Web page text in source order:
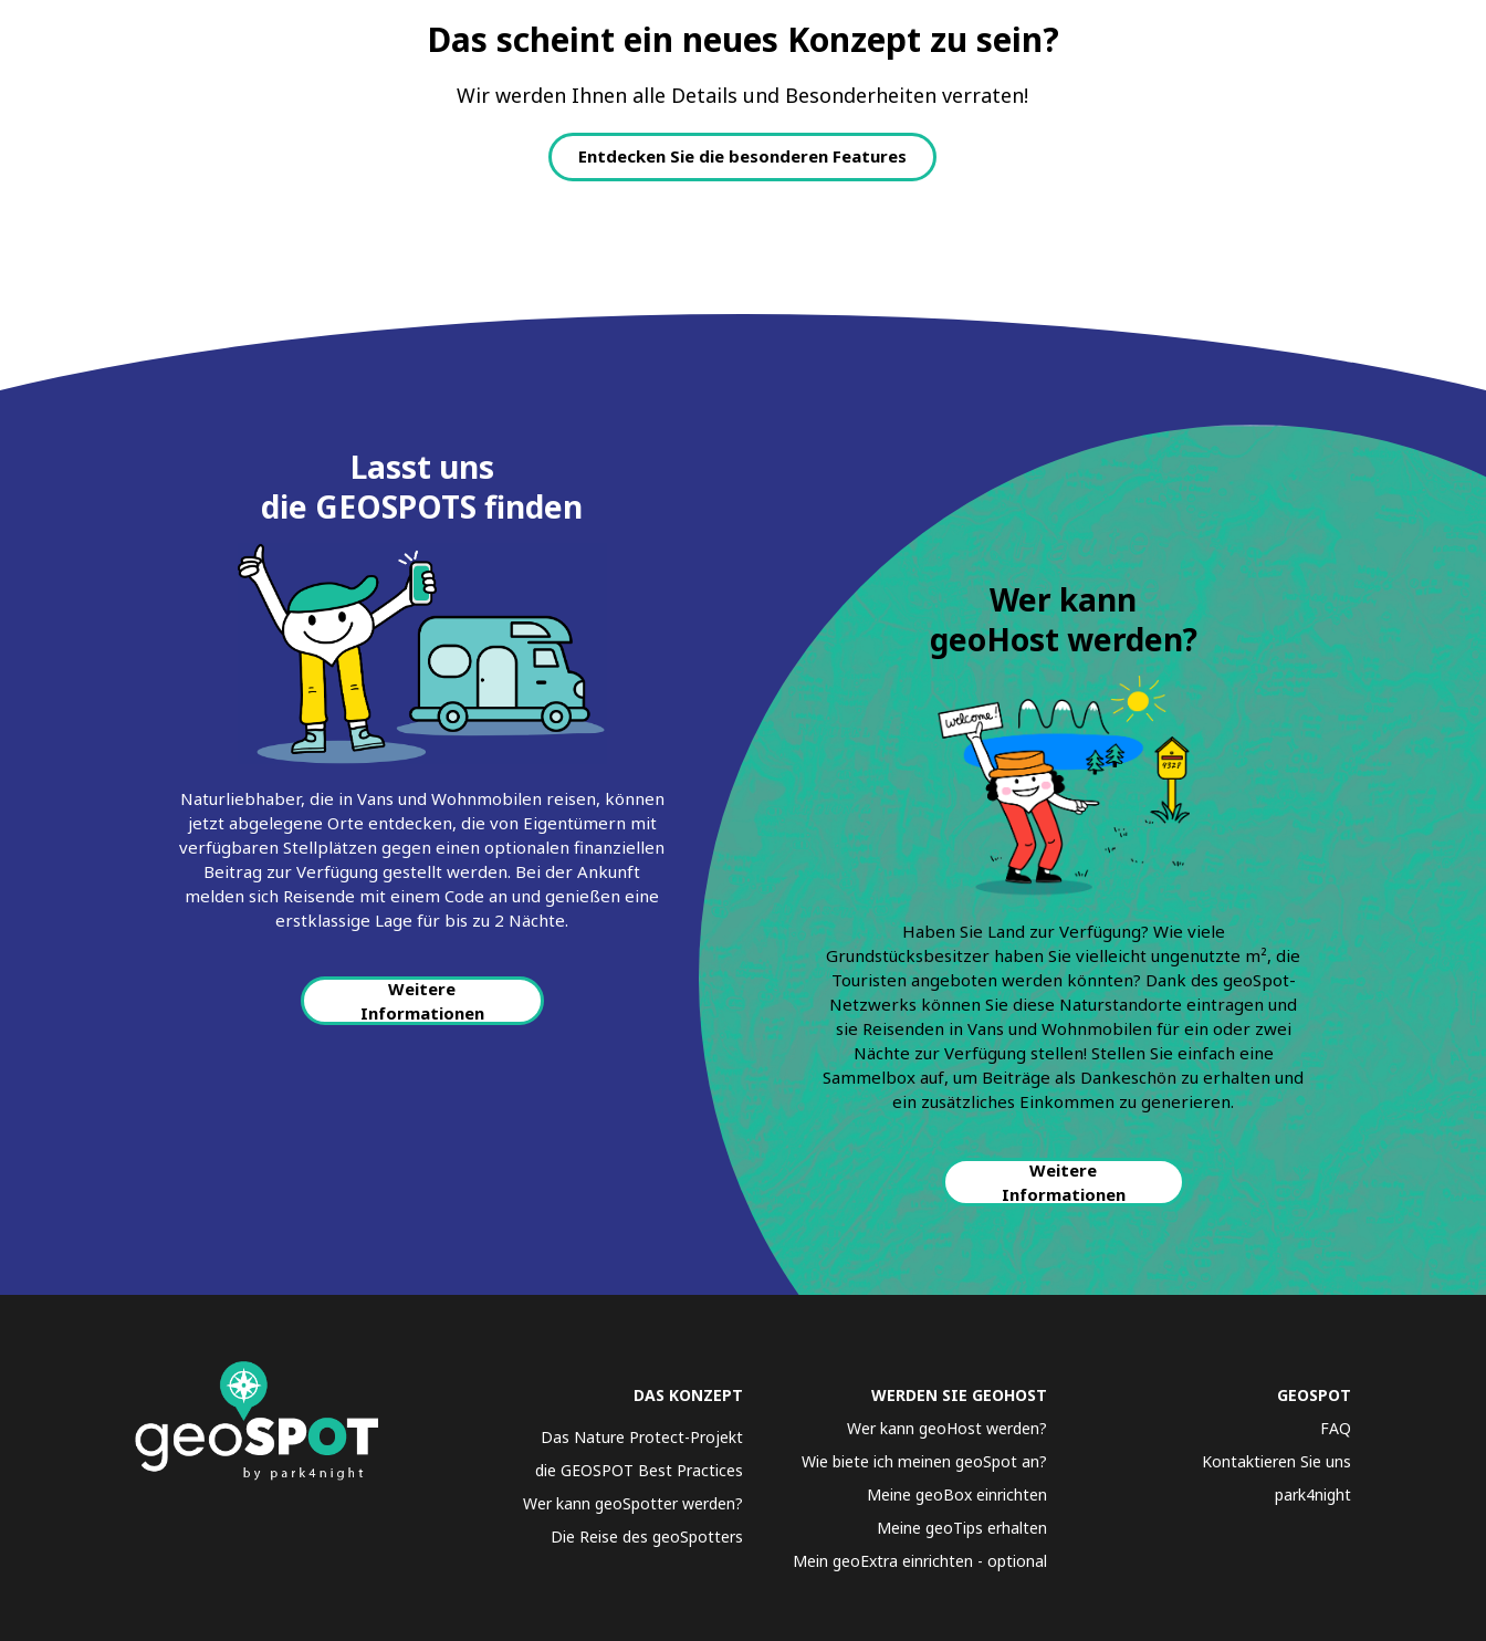
Das scheint ein neues Konzept zu sein?
Wir werden Ihnen alle Details und Besonderheiten verraten!
Entdecken Sie die besonderen Features
Lasst uns
die GEOSPOTS finden
Naturliebhaber, die in Vans und Wohnmobilen reisen, können
jetzt abgelegene Orte entdecken, die von Eigentümern mit
verfügbaren Stellplätzen gegen einen optionalen finanziellen
Beitrag zur Verfügung gestellt werden. Bei der Ankunft
melden sich Reisende mit einem Code an und genießen eine
erstklassige Lage für bis zu 2 Nächte.
Weitere
Informationen
Wer kann
geoHost werden?
Haben Sie Land zur Verfügung? Wie viele
Grundstücksbesitzer haben Sie vielleicht ungenutzte m², die
Touristen angeboten werden könnten? Dank des geoSpot-
Netzwerks können Sie diese Naturstandorte eintragen und
sie Reisenden in Vans und Wohnmobilen für ein oder zwei
Nächte zur Verfügung stellen! Stellen Sie einfach eine
Sammelbox auf, um Beiträge als Dankeschön zu erhalten und
ein zusätzliches Einkommen zu generieren.
Weitere
Informationen
DAS KONZEPT
Das Nature Protect-Projekt
die GEOSPOT Best Practices
Wer kann geoSpotter werden?
Die Reise des geoSpotters
WERDEN SIE GEOHOST
Wer kann geoHost werden?
Wie biete ich meinen geoSpot an?
Meine geoBox einrichten
Meine geoTips erhalten
Mein geoExtra einrichten - optional
GEOSPOT
FAQ
Kontaktieren Sie uns
park4night